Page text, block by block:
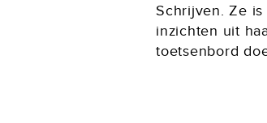
Schrijven. Ze
inzichten uit
toetsenbord